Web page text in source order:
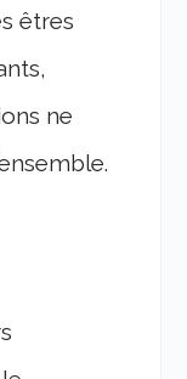
êtres
ne